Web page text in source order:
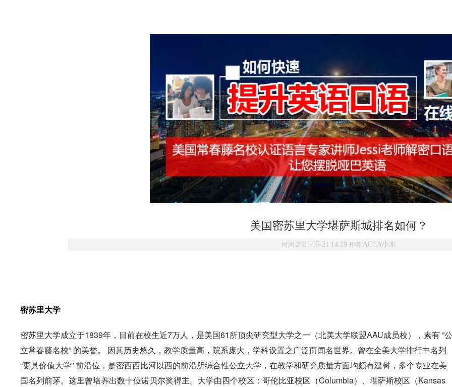
美国密苏里大学堪萨斯城排名如何？
时间:2021-05-21 14:29 作者:ACCA小东
密苏里大学
密苏里大学成立于1839年，目前在校生近7万人，是美国61所顶尖研究型大学之一（北美大学联盟AAU成员校），素有 “
立常春藤名校” 的美誉。 因其历史悠久，教学质量高，院系庞大，学科设置之广泛而闻名世界。曾在全美大学排行中名列
“更具价值大学” 前沿位，是密西西比河以西的前沿所综合性公立大学，在教学和研究质量方面均颇有建树，多个专业在美
国名列前茅。这里曾培养出数十位诺贝尔奖得主。大学由四个校区：哥伦比亚校区（Columbia）、堪萨斯校区（Kansas